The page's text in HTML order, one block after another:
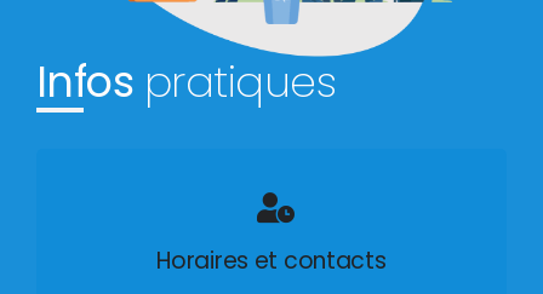
Infos pratiques
Horaires et contacts